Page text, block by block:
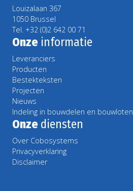
Louizalaan 367
1050 Brussel
Tel. +32 (0)2 642 00 71
Onze informatie
Leveranciers
Producten
Bestekteksten
Projecten
Nieuws
Indeling in bouwdelen en bouwloten
Onze diensten
Over Cobosystems
Privacyverklaring
Disclaimer